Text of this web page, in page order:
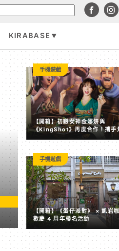
KIRABASE
生活娛樂
《勇者鬥惡龍》迎來
展、7大品牌超狂聯名
【開箱】初戀女神金娜妍與
《KingShot》再度合作！攜手
楓、柒息地推出「國王燒烤節」
手機遊戲
【開箱】《蛋仔派對》 × 凱岩
歡慶 4 周年聯名活動
手機遊戲